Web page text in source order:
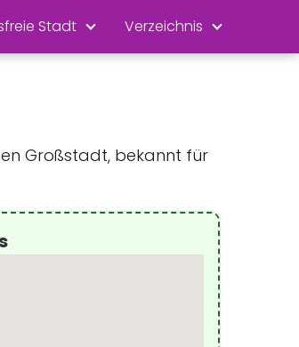
Stadt Verzeichnis
Großstadt, bekannt für